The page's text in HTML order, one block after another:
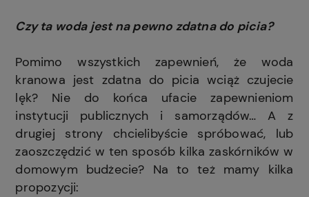
Czy ta woda jest na pewno zdatna do picia?
Pomimo wszystkich zapewnień, że woda
kranowa jest zdatna do picia wciąż czujecie
lęk? Nie do końca ufacie zapewnieniom
instytucji publicznych i samorządów… A z
drugiej strony chcielibyście spróbować, lub
zaoszczędzić w ten sposób kilka zaskórników w
domowym budżecie? Na to też mamy kilka
propozycji: